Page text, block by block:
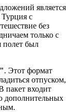
является
с
без
только с
полет был
. Этот формат
отпуском,
пакет входит
дополнительных